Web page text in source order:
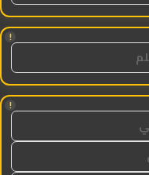
!
!